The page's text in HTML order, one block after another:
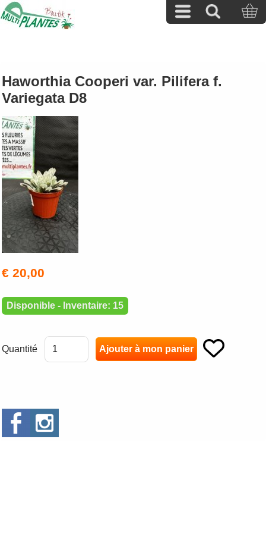
Haworthia Cooperi var. Pilifera f.
Variegata D8
€ 20,00
Disponible - Inventaire: 15
Quantité